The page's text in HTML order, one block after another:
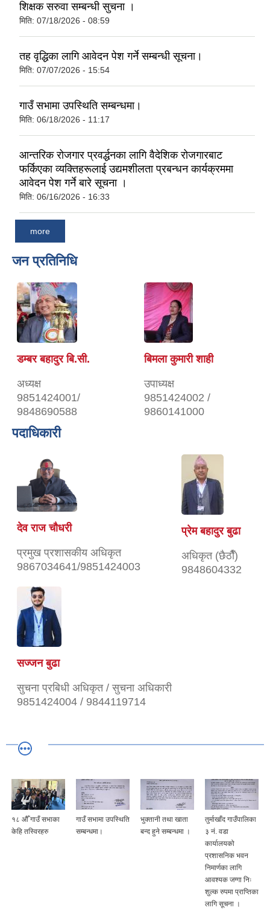
शिक्षक सरुवा सम्बन्धी सुचना ।
मिति: 07/18/2026 - 08:59
तह वृद्धिका लागि आवेदन पेश गर्ने सम्बन्धी सूचना।
मिति: 07/07/2026 - 15:54
गाउँ सभामा उपस्थिति सम्बन्धमा।
मिति: 06/18/2026 - 11:17
आन्तरिक रोजगार प्रवर्द्धनका लागि वैदेशिक रोजगारबाट
फर्किएका व्यक्तिहरूलाई उद्यमशीलता प्रबन्धन कार्यक्रममा
आवेदन पेश गर्ने बारे सूचना ।
मिति: 06/16/2026 - 16:33
more
जन प्रतिनिधि
डम्बर बहादुर बि.सी.
अध्यक्ष
9851424001/
9848690588
बिमला कुमारी शाही
उपाध्यक्ष
9851424002 /
9860141000
पदाधिकारी
देव राज चौधरी
प्रमुख प्रशासकीय अधिकृत
9867034641/9851424003
प्रेम बहादुर बुढा
अधिकृत (छैठाैँ)
9848604332
सज्जन बुढा
सुचना प्रबिधी अधिकृत / सुचना अधिकारी
9851424004 / 9844119714
१८ औँ गाउँ सभाका
केहि तस्विरहरु
गाउँ सभामा उपस्थिति
सम्बन्धमा।
भुक्तानी तथा खाता
बन्द हुने सम्बन्धमा ।
तुर्माखाँद गाउँपालिका
३ नं. वडा
कार्यालयको
प्रशासनिक भवन
निमार्णका लागि
आवश्यक जग्गा निः
शुल्क रुपमा प्राप्तिका
लागि सूचना ।